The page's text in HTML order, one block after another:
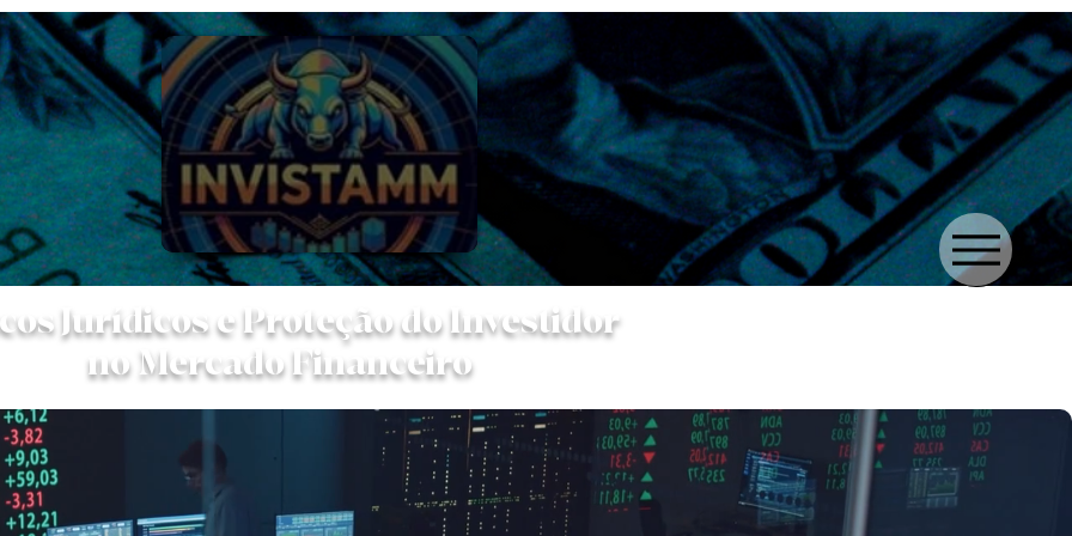
Jurídicos e Proteção do Investidor
no Mercado Financeiro